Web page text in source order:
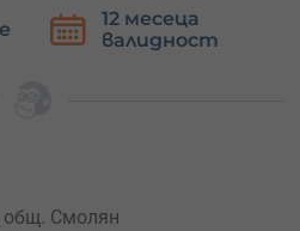
далеч от туристическия
малки
параклиси, уникални
спомените. Ако
ще усетиш мистиката на
замяна
общ. Смолян